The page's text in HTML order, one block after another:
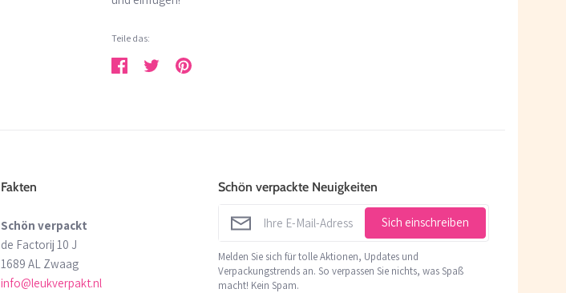
Teile das:
Fakten
Schön verpackt
de Factorij 10 J
1689 AL Zwaag
info@leukverpakt.nl
Schön verpackte Neuigkeiten
Sich einschreiben
Melden Sie sich für tolle Aktionen, Updates und
Verpackungstrends an. So verpassen Sie nichts, was Spaß
macht! Kein Spam.